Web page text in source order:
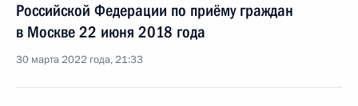
Российской Федерации по приёму граждан
в Москве 22 июня 2018 года
30 марта 2022 года, 21:33